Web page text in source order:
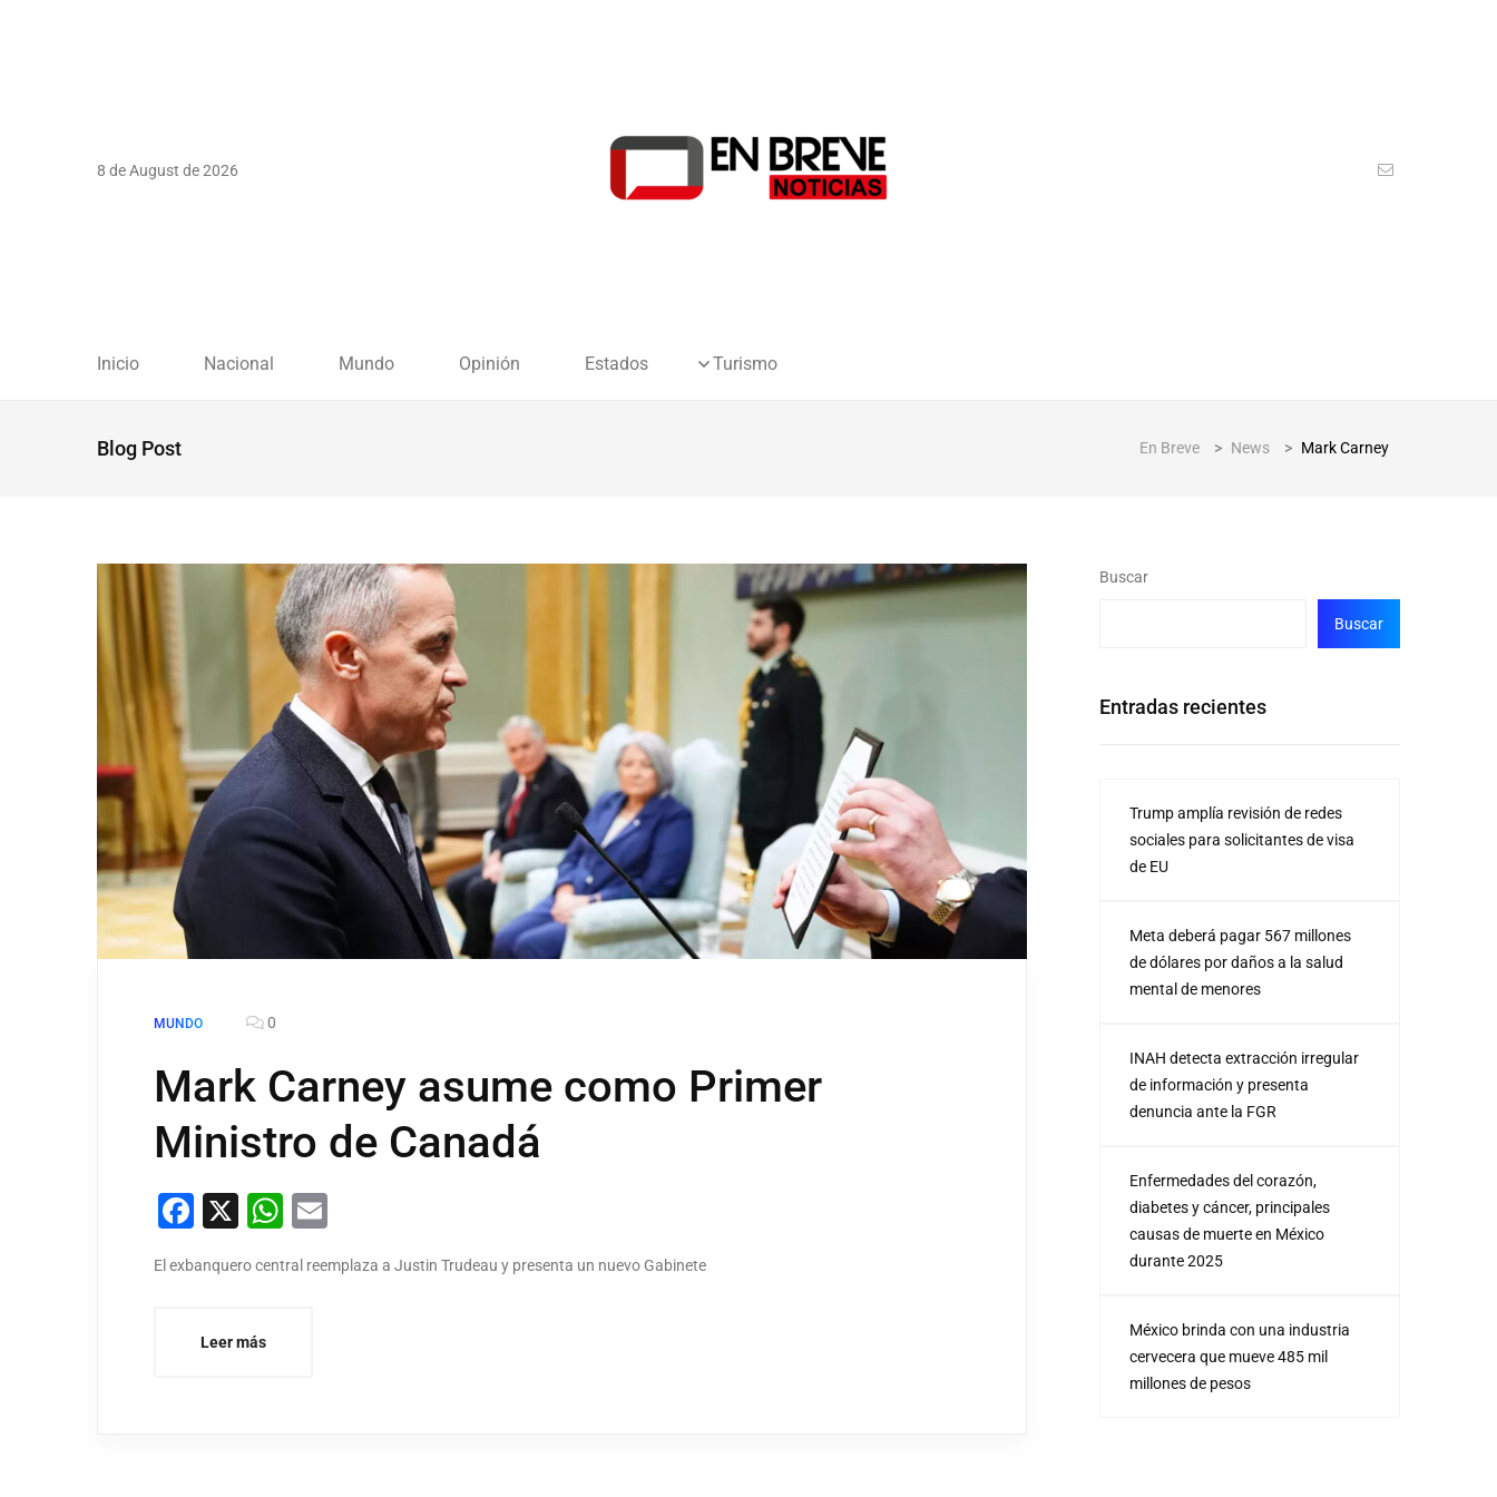
8 de August de 2026
Inicio Nacional Mundo Opinión Estados Turismo
Blog Post En Breve > News > Mark Carney
MUNDO 0
Mark Carney asume como Primer
Ministro de Canadá
Facebook
X WhatsApp
El exbanquero central reemplaza a Justin Trudeau y presenta un nuevo Gabinete
Leer más
Buscar
Buscar
Entradas recientes
Trump amplía revisión de redes
sociales para solicitantes de visa
de EU
Meta deberá pagar 567 millones
de dólares por daños a la salud
mental de menores
INAH detecta extracción irregular
de información y presenta
denuncia ante la FGR
Enfermedades del corazón,
diabetes y cáncer, principales
causas de muerte en México
durante 2025
México brinda con una industria
cervecera que mueve 485 mil
millones de pesos